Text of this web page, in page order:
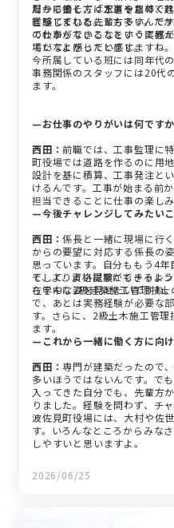
だからこそ、「工事をしてく
言ってくれることも多いんで
て仕事ができるなという実感
ていてよかったと感じますね。
リーに接してくださったので
と感じました。
周りで働く方は水道や農林、
経験している先輩方です。だ
のわからないことをすぐに教
場だなと感じています。
今所属している班には同年代
事務関係のスタッフには20代
ます。
—お仕事のやりがいは何ですか
西田： 前職では、工事監理に
町役場では道路を作るのに用
設計を基に積算、工事発注と
けるんです。工事が始まる前
担当できることに仕事の楽し
—今後チャレンジしてみたい
西田：係長と一緒に現場に行
からの要望に対応する係長の
思っています。自分ももう4
て、よりよい提案ができるよ
らそんな姿を見せたいですね
そして、資格試験にもチャレ
在学中に2級建築施工管理技
で、あとは実務経験が必要な
す。さらに、2級土木施工管
ます。
—これから一緒に働く方に向
西田：専門が建築だったので
多いほうではないんです。で
入ってきた自分でも、先輩方
りました。経験を問わず、チ
波佐見町役場には、大村や佐
す。いろんなところからみな
しやすいと思いますよ。
2026/06/25